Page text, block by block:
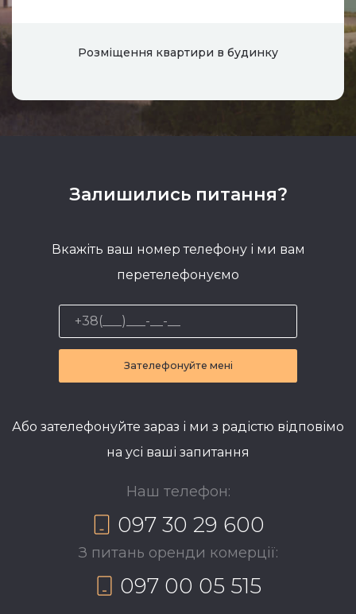
Розміщення квартири в будинку
Залишились питання?
Вкажіть ваш номер телефону і ми вам
перетелефонуємо
Зателефонуйте мені
Або зателефонуйте зараз і ми з радістю відповімо
на усі ваші запитання
Наш телефон:
097 30 29 600
З питань оренди комерції:
097 00 05 515